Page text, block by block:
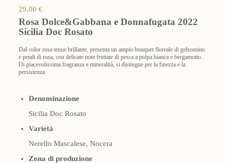
29,00€
Rosa Dolce&Gabbana e Donnafugata 2022
Sicilia Doc Rosato
Dal color rosa tenue brillante, presenta un ampio bouquet floreale di gelsomino
e petali di rosa, con delicate note fruttate di pesca a polpa bianca e bergamotto.
Di piacevolissima fragranza e mineralità, si distingue per la finezza e la
persistenza.
Denominazione
Sicilia Doc Rosato
Varietà
Nerello Mascalese, Nocera
Zona di produzione